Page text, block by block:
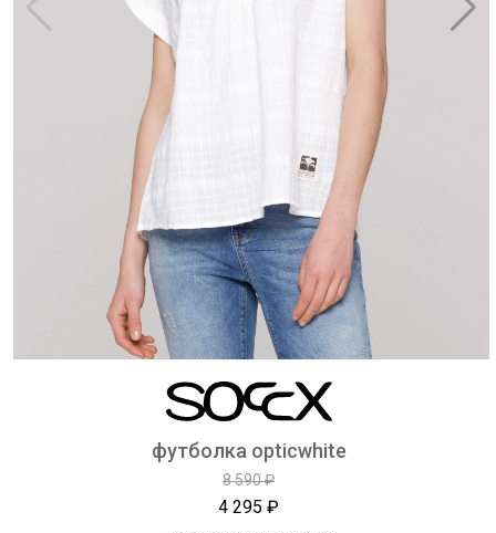
футболка opticwhite
8 590 ₽
4 295 ₽